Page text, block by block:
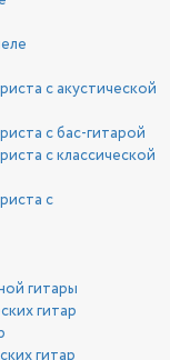
с акустической
с бас-гитарой
с классической
с
гитары
гитар
гитар